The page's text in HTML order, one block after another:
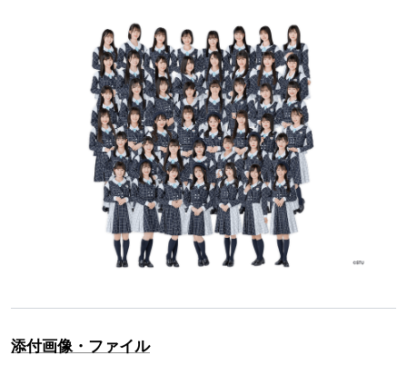
添付画像・ファイル